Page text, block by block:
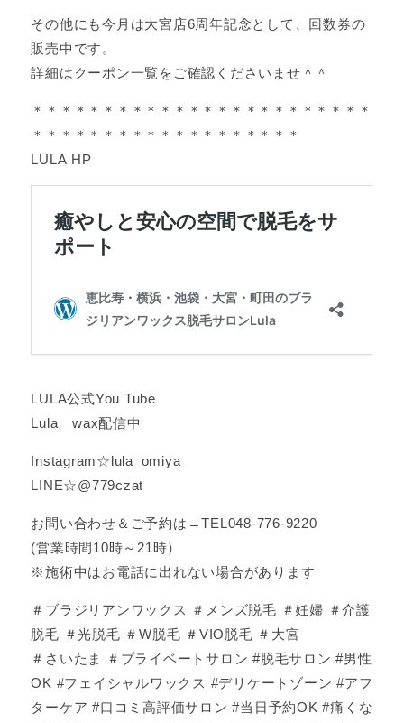
その他にも今月は大宮店6周年記念として、回数券の
販売中です。
詳細はクーポン一覧をご確認くださいませ＾＾
＊＊＊＊＊＊＊＊＊＊＊＊＊＊＊＊＊＊＊＊＊＊＊＊
＊＊＊＊＊＊＊＊＊＊＊＊＊＊＊＊＊＊＊
LULA HP
LULA公式You Tube
Lula wax配信中
Instagram☆lula_omiya
LINE☆@779czat
お問い合わせ＆ご予約は→TEL048-776-9220
(営業時間10時～21時）
※施術中はお電話に出れない場合があります
＃ブラジリアンワックス ＃メンズ脱毛 ＃妊婦 ＃介護
脱毛 ＃光脱毛 ＃W脱毛 ＃VIO脱毛 ＃大宮
＃さいたま ＃プライベートサロン #脱毛サロン #男性
OK #フェイシャルワックス #デリケートゾーン #アフ
ターケア #口コミ高評価サロン #当日予約OK #痛くな